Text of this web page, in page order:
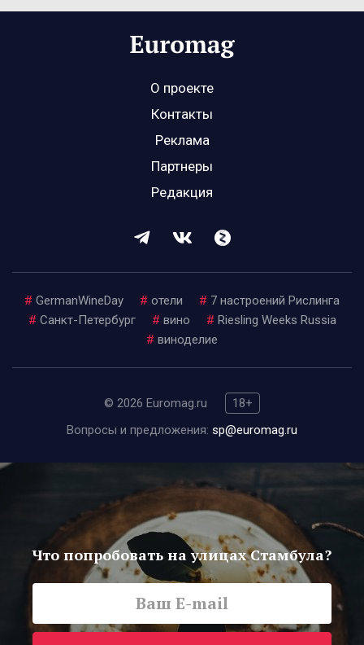
О проекте
Контакты
Реклама
Партнеры
Редакция
# GermanWineDay # отели # 7 настроений Рислинга
# Санкт-Петербург # вино # Riesling Weeks Russia
# виноделие
© 2026 Euromag.ru
18+
Вопросы и предложения: sp@euromag.ru
Что попробовать на улицах Стамбула?